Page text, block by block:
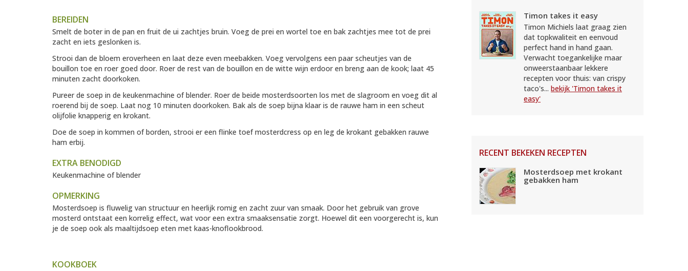
BEREIDEN
Smelt de boter in de pan en fruit de ui zachtjes bruin. Voeg de prei en wortel toe en bak zachtjes mee tot de prei
zacht en iets geslonken is.
Strooi dan de bloem eroverheen en laat deze even meebakken. Voeg vervolgens een paar scheutjes van de
bouillon toe en roer goed door. Roer de rest van de bouillon en de witte wijn erdoor en breng aan de kook; laat 45
minuten zacht doorkoken.
Pureer de soep in de keukenmachine of blender. Roer de beide mosterdsoorten los met de slagroom en voeg dit al
roerend bij de soep. Laat nog 10 minuten doorkoken. Bak als de soep bijna klaar is de rauwe ham in een scheut
olijfolie knapperig en krokant.
Doe de soep in kommen of borden, strooi er een flinke toef mosterdcress op en leg de krokant gebakken rauwe
ham erbij.
EXTRA BENODIGD
Keukenmachine of blender
OPMERKING
Mosterdsoep is fluwelig van structuur en heerlijk romig en zacht zuur van smaak. Door het gebruik van grove
mosterd ontstaat een korrelig effect, wat voor een extra smaaksensatie zorgt. Hoewel dit een voorgerecht is, kun
je de soep ook als maaltijdsoep eten met kaas-knoflookbrood.
KOOKBOEK
Timon takes it easy
Timon Michiels laat graag zien
dat topkwaliteit en eenvoud
perfect hand in hand gaan.
Verwacht toegankelijke maar
onweerstaanbaar lekkere
recepten voor thuis: van crispy
taco's... bekijk 'Timon takes it
easy'
RECENT BEKEKEN RECEPTEN
Mosterdsoep met krokant
gebakken ham